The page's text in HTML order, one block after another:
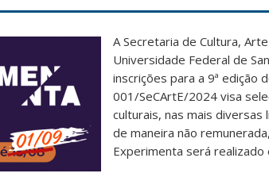
A Secretaria de Cultura,
Universidade Federal de
inscrições para a 9ª edição
001/SeCArtE/2024 visa
culturais, nas mais diversas
de maneira não
Experimenta será realizado